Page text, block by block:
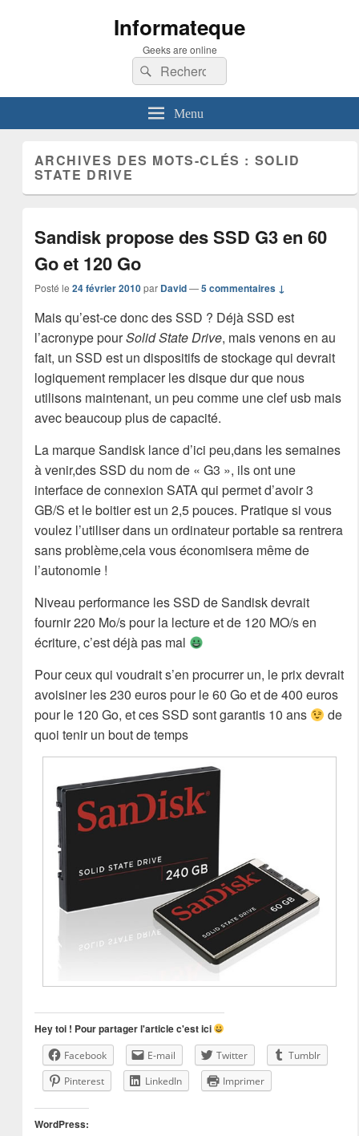
Informateque
Geeks are online
Recherche :
Rechercher
Menu
ARCHIVES DES MOTS-CLÉS : SOLID
STATE DRIVE
Sandisk propose des SSD G3 en 60
Go et 120 Go
Posté le 24 février 2010 par David —5 commentaires ↓
Mais qu’est-ce donc des SSD ? Déjà SSD est
l’acronype pourSolid State Drive, mais venons en au
fait, un SSD est un dispositifs de stockage qui devrait
logiquement remplacer les disque dur que nous
utilisons maintenant, un peu comme une clef usb mais
avec beaucoup plus de capacité.
La marque Sandisk lance d’ici peu,dans les semaines
à venir,des SSD du nom de « G3 », ils ont une
interface de connexion SATA qui permet d’avoir 3
GB/S et le boitier est un 2,5 pouces. Pratique si vous
voulez l’utiliser dans un ordinateur portable sa rentrera
sans problème,cela vous économisera même de
l’autonomie !
Niveau performance les SSD de Sandisk devrait
fournir 220 Mo/s pour la lecture et de 120 MO/s en
écriture, c’est déjà pas mal
Pour ceux qui voudrait s’en procurrer un, le prix devrait
avoisiner les 230 euros pour le 60 Go et de 400 euros
pour le 120 Go, et ces SSD sont garantis 10 ans
de
quoi tenir un bout de temps
Hey toi ! Pour partager l'article c'est ici
Facebook E-mail Twitter
Tumblr
Pinterest
LinkedIn Imprimer
WordPress: